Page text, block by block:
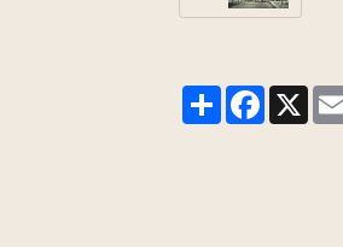
PartagerFacebook
X